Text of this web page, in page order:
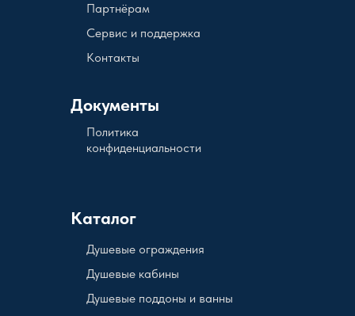
Документы
Политика
конфиденциальности
Партнёрам
Сервис и поддержка
Контакты
Каталог
Душевые кабины
Душевые поддоны и ванны
Душевые ограждения